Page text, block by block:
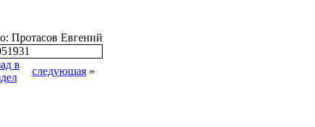
Протасов Евгений
в
следующая»